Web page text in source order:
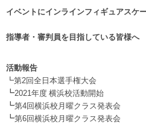
イベントにインラインフィギュアスケ
指導者・審判員を目指している皆様へ
活動報告
┗第2回全日本選手権大会
┗2021年度 横浜校活動開始
┗第4回横浜校月曜クラス発表会
┗第6回横浜校月曜クラス発表会